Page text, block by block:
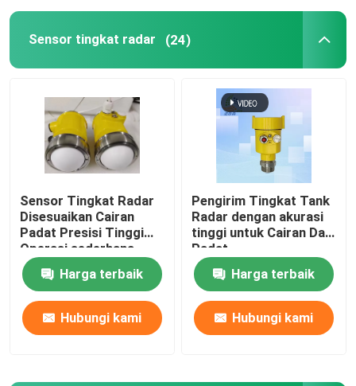
Transmitter tingkat radar tanpa kontak
Transmitter Tingkat Cairan Radar
Detektor Metana Laser
Detektor Kebocoran Gas
Detektor multi gas portabel
Sensor tingkat radar (24)
Sensor Tingkat Radar
Disesuaikan Cairan
Padat Presisi Tinggi
Operasi sederhana
Harga terbaik
Hubungi kami
Pengirim Tingkat Tank
Radar dengan akurasi
tinggi untuk Cairan Dan
Padat
Harga terbaik
Hubungi kami